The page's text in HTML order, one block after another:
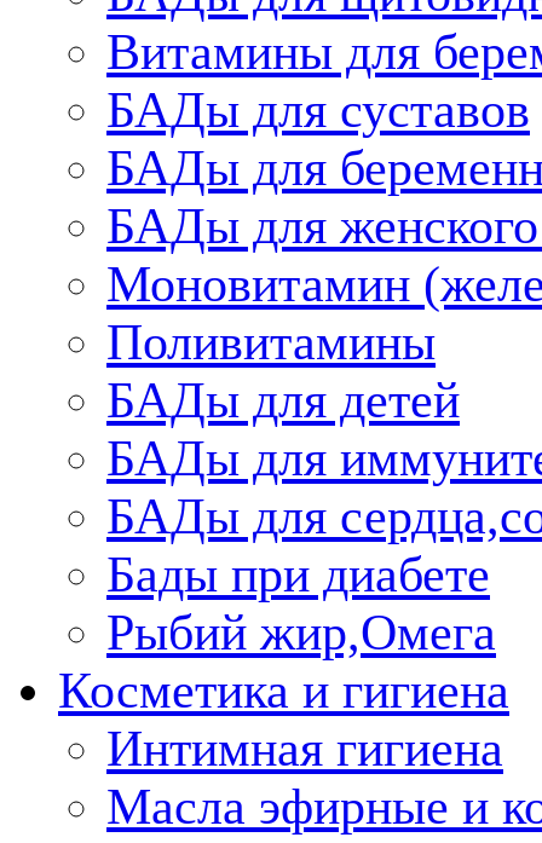
Витамины для
БАДы для суставов
БАДы для
БАДы для женского
Моновитамин
Поливитамины
БАДы для детей
БАДы для
БАДы для
Бады при диабете
Рыбий жир,Омега
Косметика и гигиена
Интимная гигиена
Масла эфирные и